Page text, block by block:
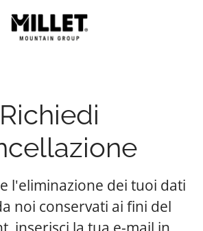
Richiedi
l'eliminazione dei tuoi dati
noi conservati ai fini del